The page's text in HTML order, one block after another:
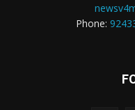
Phone: